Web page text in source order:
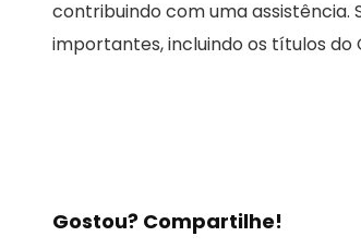
contribuindo com uma assistência.
importantes, incluindo os títulos do
Gostou? Compartilhe!